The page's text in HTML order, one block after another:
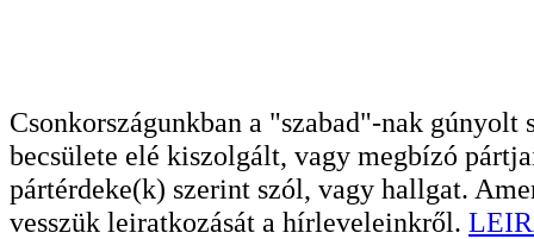
Csonkországunkban a "szabad"-nak
becsülete elé kiszolgált, vagy megbízó
pártérdeke(k) szerint szól, vagy hallgat.
vesszük leiratkozását a hírleveleinkről.